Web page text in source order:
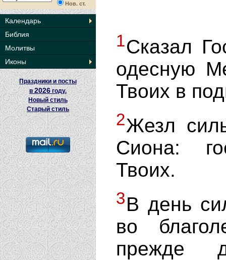
Нов. ст.
Календарь
Библия
Молитвы
Иконы
Праздники и посты
в2026 году.
Новый стиль
Старый стиль
1Сказал
одесную
Твоих в
2Жезл
Сиона:
Твоих.
3В день
во
прежде